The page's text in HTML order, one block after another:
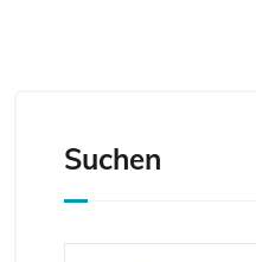
Suchen